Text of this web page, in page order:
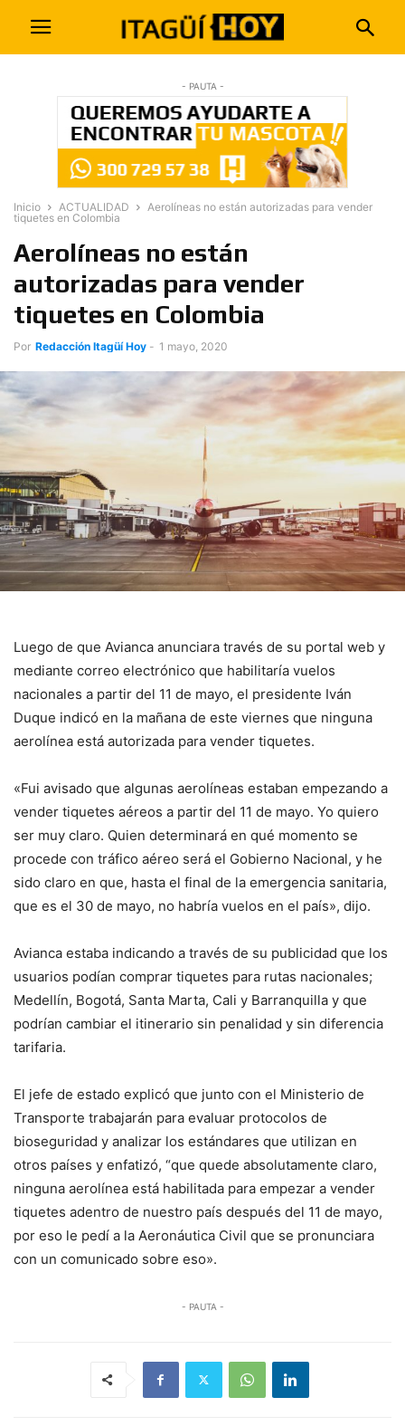
- PAUTA -
Inicio ACTUALIDAD
Aerolíneas no están autorizadas para vender
tiquetes en Colombia
Aerolíneas no están
autorizadas para vender
tiquetes en Colombia
Por Redacción Itagüí Hoy - 1 mayo, 2020
Luego de que Avianca anunciara través de su portal web y
mediante correo electrónico que habilitaría vuelos
nacionales a partir del 11 de mayo, el presidente Iván
Duque indicó en la mañana de este viernes que ninguna
aerolínea está autorizada para vender tiquetes.
«Fui avisado que algunas aerolíneas estaban empezando a
vender tiquetes aéreos a partir del 11 de mayo. Yo quiero
ser muy claro. Quien determinará en qué momento se
procede con tráfico aéreo será el Gobierno Nacional, y he
sido claro en que, hasta el final de la emergencia sanitaria,
que es el 30 de mayo, no habría vuelos en el país», dijo.
Avianca estaba indicando a través de su publicidad que los
usuarios podían comprar tiquetes para rutas nacionales;
Medellín, Bogotá, Santa Marta, Cali y Barranquilla y que
podrían cambiar el itinerario sin penalidad y sin diferencia
tarifaria.
El jefe de estado explicó que junto con el Ministerio de
Transporte trabajarán para evaluar protocolos de
bioseguridad y analizar los estándares que utilizan en
otros países y enfatizó, “que quede absolutamente claro,
ninguna aerolínea está habilitada para empezar a vender
tiquetes adentro de nuestro país después del 11 de mayo,
por eso le pedí a la Aeronáutica Civil que se pronunciara
con un comunicado sobre eso».
- PAUTA -